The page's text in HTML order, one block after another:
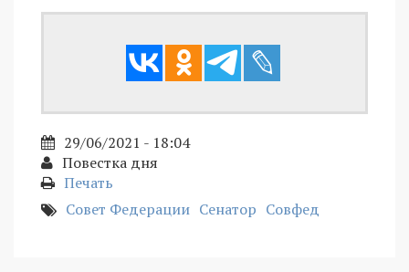
29/06/2021 - 18:04
Повестка дня
Печать
Совет Федерации Сенатор Совфед